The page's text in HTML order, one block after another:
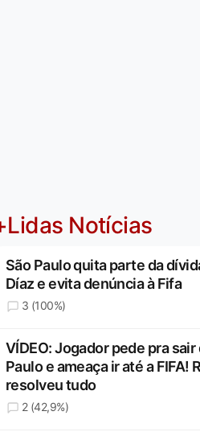
Notícias
São Paulo quita parte da
Díaz e evita denúncia à Fifa
3 (100%)
VÍDEO: Jogador pede pra sair
Paulo e ameaça ir até a FIFA!
resolveu tudo
2 (42,9%)